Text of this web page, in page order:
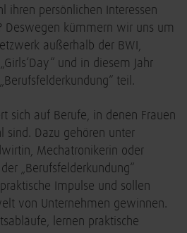
ihren persönlichen Interessen
Deswegen kümmern wir uns um
außerhalb der BWI,
und in diesem Jahr
teil.
sich auf Berufe, in denen Frauen
sind. Dazu gehören unter
Mechatronikerin oder
„Berufsfelderkundung“
Impulse und sollen
von Unternehmen gewinnen.
lernen praktische